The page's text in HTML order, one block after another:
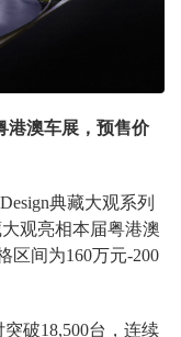
港澳车展，预售价
典藏大观系列
大观亮相本届粤港澳
区间为160万元-200
破18,500台，连续